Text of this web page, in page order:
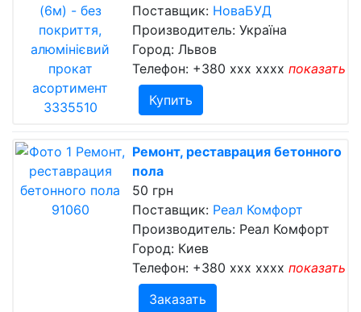
Поставщик: НоваБУД
Производитель: Україна
Город: Львов
Телефон: +380 xxx xxxx показать
Купить
Ремонт, реставрация бетонного
пола
50 грн
Поставщик: Реал Комфорт
Производитель: Реал Комфорт
Город: Киев
Телефон: +380 xxx xxxx показать
Заказать